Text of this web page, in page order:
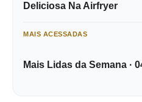
Deliciosa Na Airfryer
MAIS ACESSADAS
Mais Lidas da Semana ·